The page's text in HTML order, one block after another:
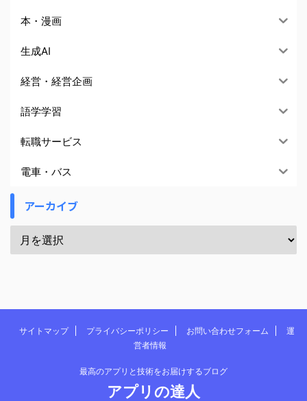
本・漫画
生成AI
経営・経営企画
語学学習
転職サービス
電車・バス
アーカイブ
サイトマップ プライバシーポリシー お問い合わせフォーム
運
営者情報
最高のアプリと技術をお届けするブログ
アプリの達人